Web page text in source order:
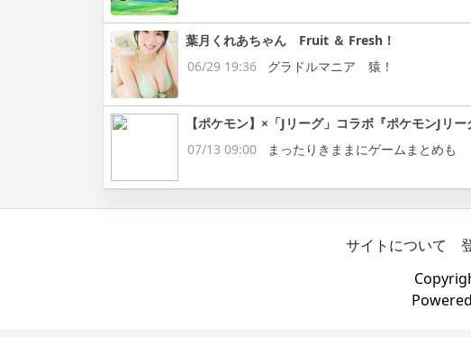
葉月くれあちゃん Fruit ＆ Fresh！
06/29 19:36
グラドルマニア 猿！
【ポケモン】×「Jリーグ」コラボ『ポケモンJリ
07/13 09:00
まったりきままにゲームまとめも
サイトについて